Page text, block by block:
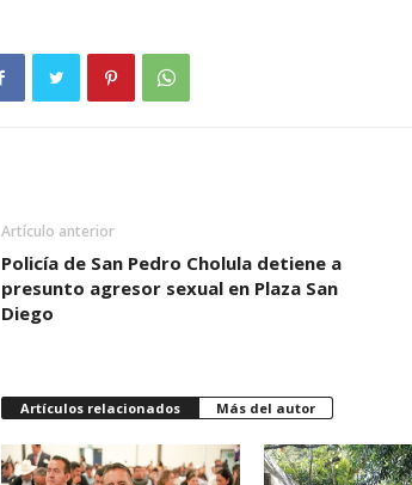
Artículo anterior
Policía de San Pedro Cholula detiene a
presunto agresor sexual en Plaza San
Diego
Artículos relacionados Más del autor